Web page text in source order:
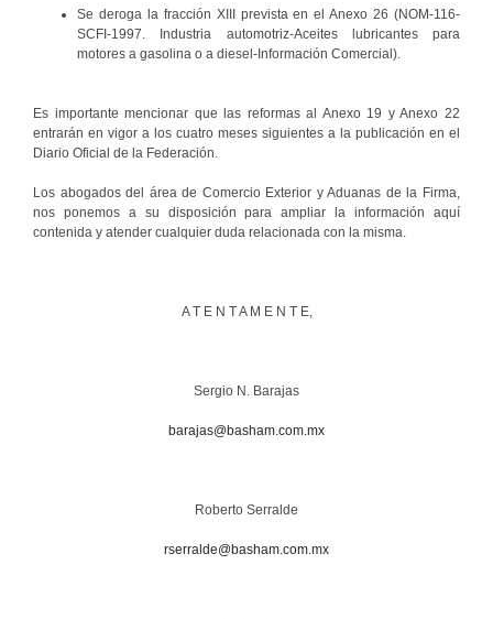
Se deroga la fracción XIII prevista en el Anexo 26 (NOM-116-
SCFI-1997. Industria automotriz-Aceites lubricantes para
motores a gasolina o a diesel-Información Comercial).
Es importante mencionar que las reformas al Anexo 19 y Anexo 22
entrarán en vigor a los cuatro meses siguientes a la publicación en el
Diario Oficial de la Federación.
Los abogados del área de Comercio Exterior y Aduanas de la Firma,
nos ponemos a su disposición para ampliar la información aquí
contenida y atender cualquier duda relacionada con la misma.
A T E N T A M E N T E,
Sergio N. Barajas
barajas@basham.com.mx
Roberto Serralde
rserralde@basham.com.mx